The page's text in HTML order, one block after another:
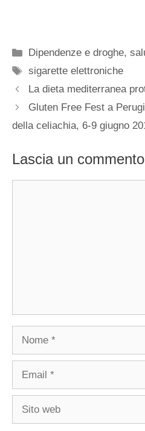
Categorie
Dipendenze e droghe,
Tag
sigarette elettroniche
La dieta mediterranea
Gluten Free Fest a
della celiachia, 6-9 giugno
Lascia un commento
Nome
Email
Sito